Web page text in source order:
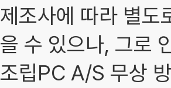
제조사에 따라 별
을 수 있으나, 그로
조립PC A/S 무상